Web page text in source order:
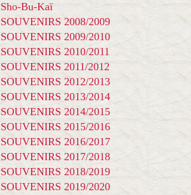
Sho-Bu-Kaï
SOUVENIRS 2008/2009
SOUVENIRS 2009/2010
SOUVENIRS 2010/2011
SOUVENIRS 2011/2012
SOUVENIRS 2012/2013
SOUVENIRS 2013/2014
SOUVENIRS 2014/2015
SOUVENIRS 2015/2016
SOUVENIRS 2016/2017
SOUVENIRS 2017/2018
SOUVENIRS 2018/2019
SOUVENIRS 2019/2020